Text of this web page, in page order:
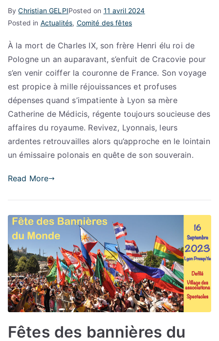
ByChristian GELPIPosted on 11 avril 2024
Posted in Actualités, Comité des fêtes
À la mort de Charles IX, son frère Henri élu roi de
Pologne un an auparavant, s’enfuit de Cracovie pour
s’en venir coiffer la couronne de France. Son voyage
est propice à mille réjouissances et profuses
dépenses quand s’impatiente à Lyon sa mère
Catherine de Médicis, régente toujours soucieuse des
affaires du royaume. Revivez, Lyonnais, leurs
ardentes retrouvailles alors qu’approche en le lointain
un émissaire polonais en quête de son souverain.
Read More
Fêtes des bannières du